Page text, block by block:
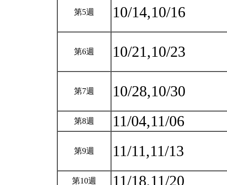
第5週 10/14,10/16
第6週 10/21,10/23
第7週 10/28,10/30
第8週 11/04,11/06
第9週 11/11,11/13
第10週 11/18,11/20